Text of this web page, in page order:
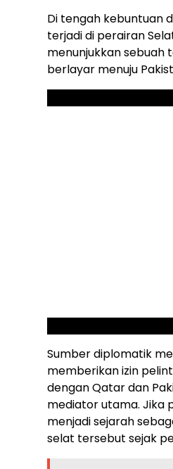
Di tengah kebuntuan
terjadi di perairan
menunjukkan sebuah
berlayar menuju
Sumber diplomatik
memberikan izin
dengan Qatar dan
mediator utama. Jika
menjadi sejarah
selat tersebut sejak